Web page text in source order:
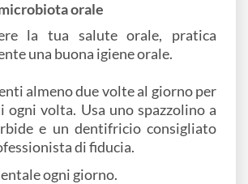
orale
la tua salute orale, pratica
una buona igiene orale.
almeno due volte al giorno per
ogni volta. Usa uno spazzolino a
e un dentifricio consigliato
di fiducia.
ogni giorno.